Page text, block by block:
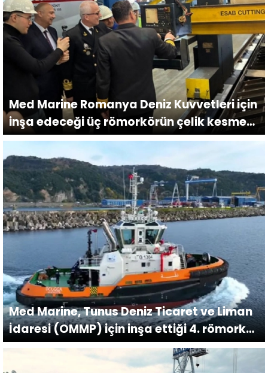
Med Marine Romanya Deniz Kuvvetleri için
inşa edeceği üç römorkörün çelik kesme
töreni düzenlendi.
Med Marine, Tunus Deniz Ticaret ve Liman
İdaresi (OMMP) için inşa ettiği 4. römorkör
olan DOUGGA'yı teslim etti.